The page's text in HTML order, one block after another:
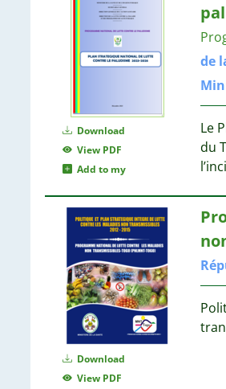
Download
View PDF
Add to my
de
Le
du
Download
View PDF